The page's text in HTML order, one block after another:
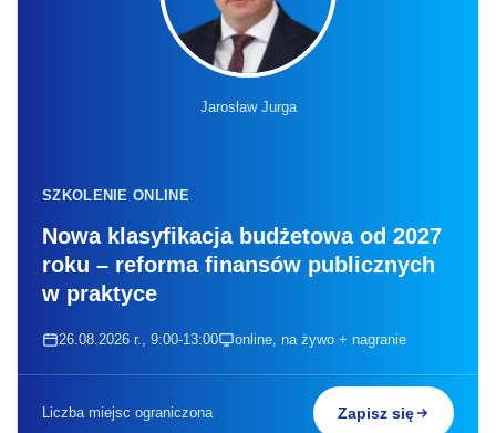
Jarosław Jurga
SZKOLENIE ONLINE
Nowa klasyfikacja budżetowa od 2027
roku – reforma finansów publicznych
w praktyce
26.08.2026 r., 9:00-13:00 online, na żywo + nagranie
Liczba miejsc ograniczona Zapisz się